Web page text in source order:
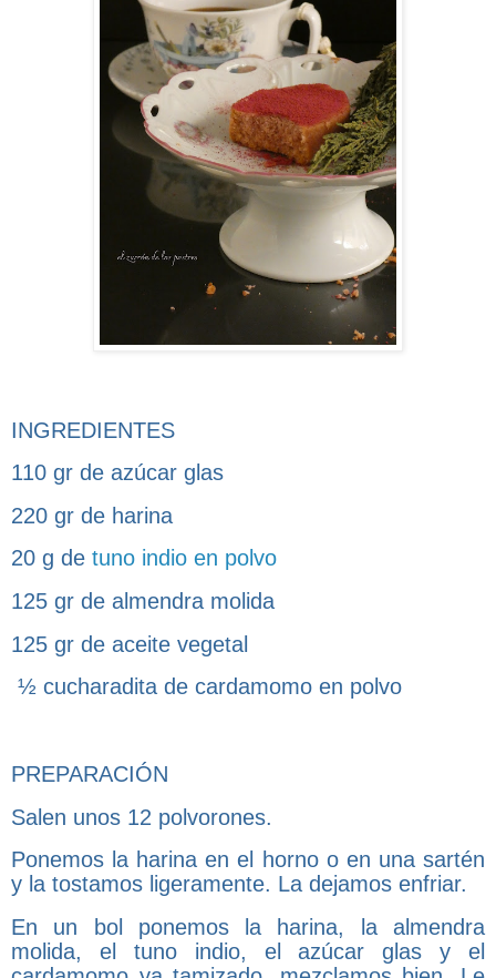
INGREDIENTES
110 gr de azúcar glas
220 gr de harina
20 g de tuno indio en polvo
125 gr de almendra molida
125 gr de aceite vegetal
½ cucharadita de cardamomo en polvo
PREPARACIÓN
Salen unos 12 polvorones.
Ponemos la harina en el horno o en una sartén
y la tostamos ligeramente. La dejamos enfriar.
En un bol ponemos la harina, la almendra
molida, el tuno indio, el azúcar glas y el